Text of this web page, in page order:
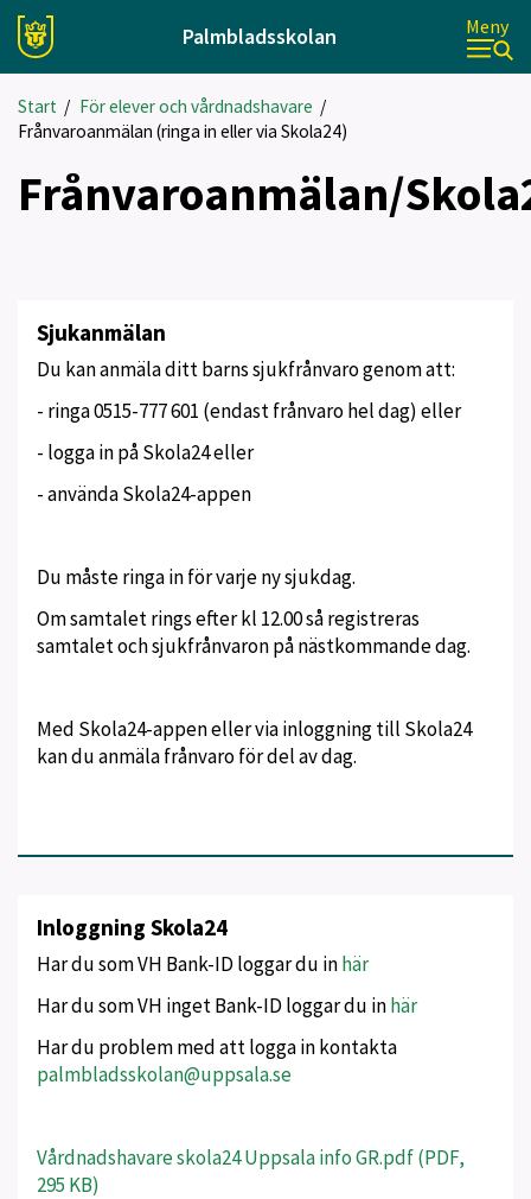
Palmbladsskolan Meny
Start / För elever och vårdnadshavare /
Frånvaroanmälan (ringa in eller via Skola24)
Frånvaroanmälan/
Sjukanmälan
Du kan anmäla ditt barns sjukfrånvaro genom att:
- ringa 0515-777 601 (endast frånvaro hel dag) eller
- logga in på Skola24 eller
- använda Skola24-appen
Du måste ringa in för varje ny sjukdag.
Om samtalet rings efter kl 12.00 så registreras
samtalet och sjukfrånvaron på nästkommande dag.
Med Skola24-appen eller via inloggning till Skola24
kan du anmäla frånvaro för del av dag.
Inloggning Skola24
Har du som VH Bank-ID loggar du inhär
Har du som VH inget Bank-ID loggar du inhär
Har du problem med att logga in kontakta
palmbladsskolan@uppsala.se
Vårdnadshavare skola24 Uppsala info GR.pdf (PDF,
295 KB)